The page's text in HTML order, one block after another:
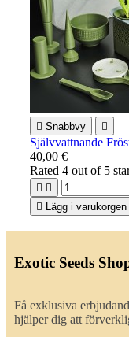
 Snabbvy 
Självvattnande
40,00 €
Rated4 out of 5
 
 Lägg i varukorgen
Exotic Seeds
Få exklusiva
hjälper dig att